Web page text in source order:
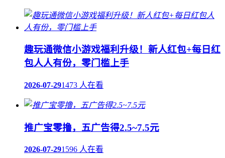
趣玩通微信小游戏福利升级！新人红包+每日红
包人人有份，零门槛上手
2026-07-291473 人在看
推广宝零撸，五广告得2.5~7.5元
2026-07-291596 人在看